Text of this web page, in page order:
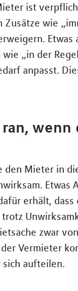
ist
Zusätze wie
„in der
anpasst.
ran,
den Mieter in
Etwas
erhält,
zwar
der Vermieter
sich aufteilen.